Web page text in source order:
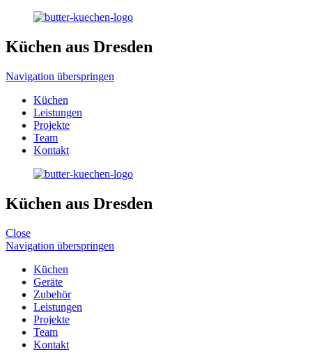
Küchen aus Dresden
Navigation überspringen
Küchen
Leistungen
Projekte
Team
Kontakt
Küchen aus Dresden
Close
Navigation überspringen
Küchen
Geräte
Zubehör
Leistungen
Projekte
Team
Kontakt